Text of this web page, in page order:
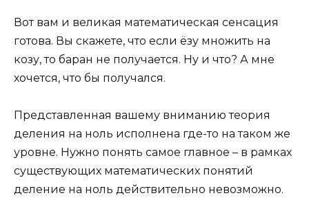
Вот вам и великая математическая сенсация
готова. Вы скажете, что если ёзу множить на
козу, то баран не получается. Ну и что? А мне
хочется, что бы получался.
Представленная вашему вниманию теория
деления на ноль исполнена где-то на таком же
уровне. Нужно понять самое главное – в рамках
существующих математических понятий
деление на ноль действительно невозможно.